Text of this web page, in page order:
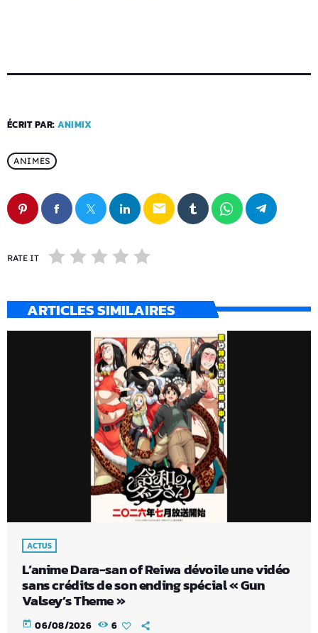
ÉCRIT PAR: ANIMIX
ANIMES
email
RATE IT
ARTICLES SIMILAIRES
ACTUS
L’anime Dara-san of Reiwa dévoile une vidéo
sans crédits de son ending spécial « Gun
Valsey’s Theme »
today 06/08/2026 6